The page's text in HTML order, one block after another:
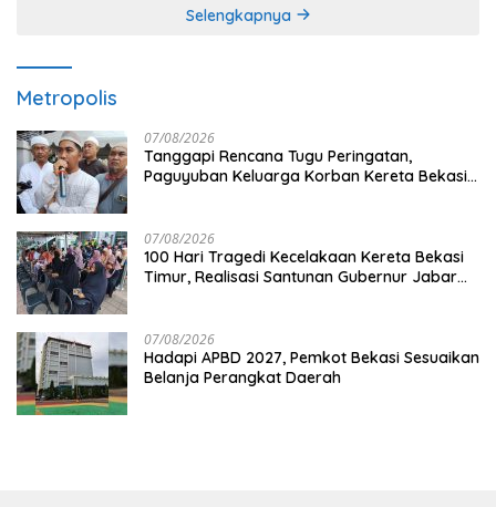
Selengkapnya
Metropolis
07/08/2026
Tanggapi Rencana Tugu Peringatan,
Paguyuban Keluarga Korban Kereta Bekasi
07/08/2026
100 Hari Tragedi Kecelakaan Kereta Bekasi
Timur, Realisasi Santunan Gubernur Jabar
07/08/2026
Hadapi APBD 2027, Pemkot Bekasi Sesuaikan
Belanja Perangkat Daerah